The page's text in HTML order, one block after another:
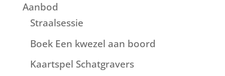
Aanbod
Straalsessie
Boek Een kwezel aan boord
Kaartspel Schatgravers